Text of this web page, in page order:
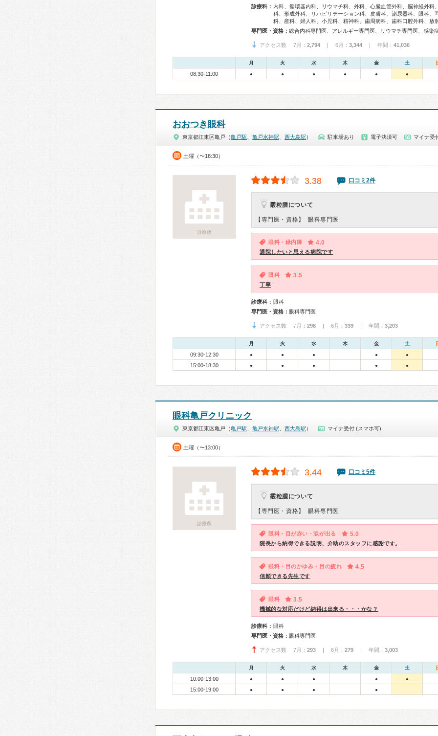
診療科： 内科、循環器内科、リウマチ科、外科、心臓血管外科、脳神経外科
科、形成外科、リハビリテーション科、皮膚科、泌尿器科、眼科、
科、産科、婦人科、小児科、精神科、歯周病科、歯科口腔外科、放
専門医・資格：
アクセス数 7月： 2,794 | 6月： 3,344 | 年間： 41,036
月 火 水 木 金 土
08:30-11:00 ● ● ● ● ● ●
おおつき眼科
東京都江東区亀戸（亀戸駅 亀戸水神駅 西大島駅 ） 駐車場あり 電子決済可 マイナ受
土曜（〜18:30）
診療所
3.38 口コミ2件
霰粒腫について
【専門医・資格】 眼科専門医
眼科・緑内障 4.0
通院したいと思える病院です
眼科 3.5
丁寧
診療科： 眼科
専門医・資格： 眼科専門医
アクセス数 7月： 298 | 6月： 339 | 年間： 3,203
月 火 水 木 金 土
09:30-12:30 ● ● ● ● ●
15:00-18:30 ● ● ● ● ●
眼科亀戸クリニック
東京都江東区亀戸（亀戸駅 亀戸水神駅 西大島駅 ） マイナ受付 (スマホ可)
土曜（〜13:00）
診療所
3.44 口コミ5件
霰粒腫について
【専門医・資格】 眼科専門医
眼科・目が赤い・涙が出る 5.0
院長から納得できる説明、介助のスタッフに感謝です。
眼科・目のかゆみ・目の疲れ 4.5
信頼できる先生です
眼科 3.5
機械的な対応だけど納得は出来る・・・かな？
診療科： 眼科
専門医・資格： 眼科専門医
アクセス数 7月： 293 | 6月： 279 | 年間： 3,003
月 火 水 木 金 土
10:00-13:00 ● ● ● ● ●
15:00-19:00 ● ● ● ●